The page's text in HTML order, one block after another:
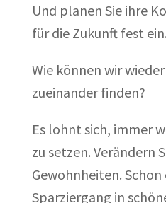
Und planen Sie ihre
für die Zukunft fest ein.
Wie können wir
zueinander finden?
Es lohnt sich, immer
zu setzen. Verändern
Gewohnheiten. Schon
Sparziergang in